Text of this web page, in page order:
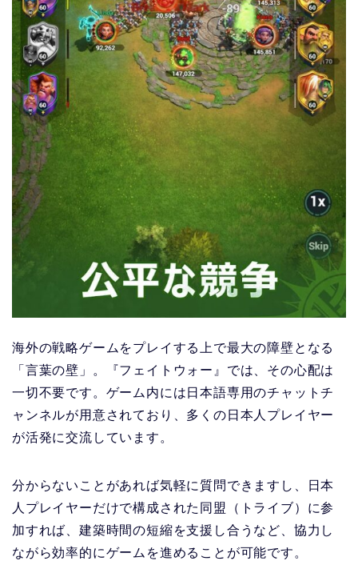
海外の戦略ゲームをプレイする上で最大の障壁となる
「言葉の壁」。『フェイトウォー』では、その心配は
一切不要です。ゲーム内には日本語専用のチャットチ
ャンネルが用意されており、多くの日本人プレイヤー
が活発に交流しています。
分からないことがあれば気軽に質問できますし、日本
人プレイヤーだけで構成された同盟（トライブ）に参
加すれば、建築時間の短縮を支援し合うなど、協力し
ながら効率的にゲームを進めることが可能です。